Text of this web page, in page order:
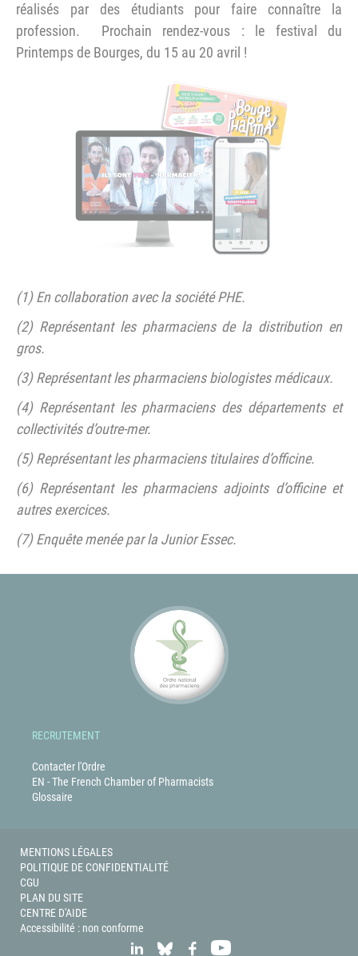
réalisés par des étudiants pour faire connaître la
profession. Prochain rendez-vous : le festival du
Printemps de Bourges, du 15 au 20 avril !
(1) En collaboration avec la société PHE.
(2) Représentant les pharmaciens de la distribution en
gros.
(3) Représentant les pharmaciens biologistes médicaux.
(4) Représentant les pharmaciens des départements et
collectivités d’outre-mer.
(5) Représentant les pharmaciens titulaires d’officine.
(6) Représentant les pharmaciens adjoints d’officine et
autres exercices.
(7) Enquête menée par la Junior Essec.
RECRUTEMENT
Contacter l'Ordre
EN - The French Chamber of Pharmacists
Glossaire
MENTIONS LÉGALES
POLITIQUE DE CONFIDENTIALITÉ
CGU
PLAN DU SITE
CENTRE D'AIDE
Accessibilité : non conforme
LINKEDIN
BLUESKYFACEBOOK